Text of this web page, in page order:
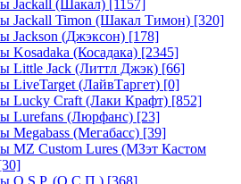
Jackall (Шакал) [1157]
Jackall Timon (Шакал Тимон) [320]
Jackson (Джэксон) [178]
Kosadaka (Косадака) [2345]
Little Jack (Литтл Джэк) [66]
LiveTarget (ЛайвТаргет) [0]
Lucky Craft (Лаки Крафт) [852]
Lurefans (Люрфанс) [23]
Megabass (Мегабасс) [39]
MZ Custom Lures (МЗэт Кастом